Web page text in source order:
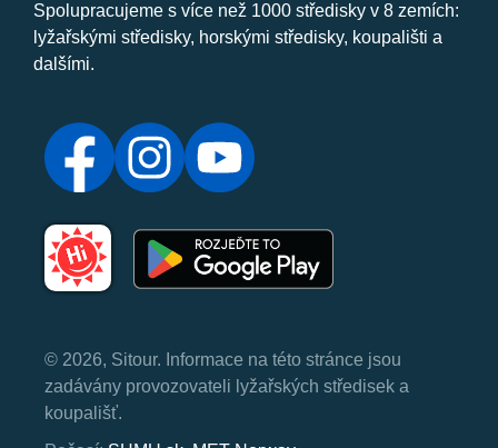
Spolupracujeme s více než 1000 středisky v 8 zemích:
lyžařskými středisky, horskými středisky, koupališti a
dalšími.
© 2026, Sitour. Informace na této stránce jsou
zadávány provozovateli lyžařských středisek a
koupališť.